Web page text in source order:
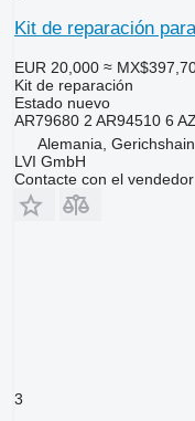
Kit de reparación
EUR 20,000 ≈
Kit de reparación
Estadonuevo
AR79680 2 AR94510 6
Alemania, Gerichshain
LVI GmbH
Contacte con el vendedor
3